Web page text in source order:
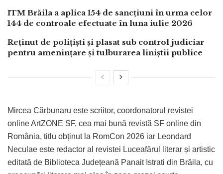
ITM Brăila a aplica 154 de sancțiuni în urma celor
144 de controale efectuate în luna iulie 2026
Reținut de polițiști și plasat sub control judiciar
pentru amenințare și tulburarea liniștii publice
Mircea Cărbunaru este scriitor, coordonatorul revistei
online ArtZONE SF, cea mai bună revistă SF online din
România, titlu obținut la RomCon 2026 iar Leondard
Neculae este redactor al revistei Luceafărul literar și artistic
editată de Biblioteca Județeană Panait Istrati din Brăila, cu